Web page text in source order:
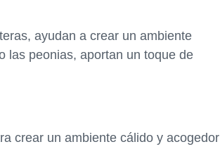
ayudan a crear un ambiente
las peonias, aportan un toque de
crear un ambiente cálido y acogedor